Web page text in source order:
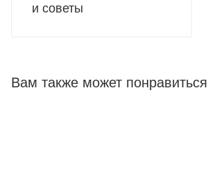
и советы
Вам также может понравиться